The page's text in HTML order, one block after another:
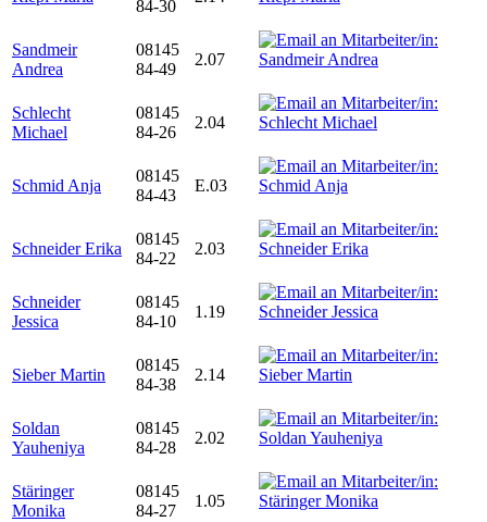
84-30
Sandmeir
Andrea
08145
84-49
2.07
Schlecht
Michael
08145
84-26
2.04
Schmid Anja
08145
84-43
E.03
Schneider Erika
08145
84-22
2.03
Schneider
Jessica
08145
84-10
1.19
Sieber Martin
08145
84-38
2.14
Soldan
Yauheniya
08145
84-28
2.02
Stäringer
Monika
08145
84-27
1.05